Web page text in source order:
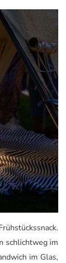
schlichtweg im
im Glas,